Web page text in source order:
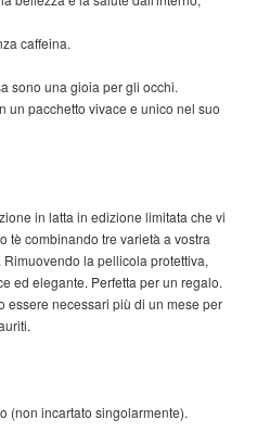
caffeina.
sono una gioia per gli occhi.
un pacchetto vivace e unico nel suo
in latta in edizione limitata che vi
tè combinando tre varietà a vostra
la pellicola protettiva,
ed elegante. Perfetta per un regalo.
essere necessari più di un mese per
(non incartato singolarmente).